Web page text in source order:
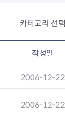
작성일
2006-12-22
2006-12-22